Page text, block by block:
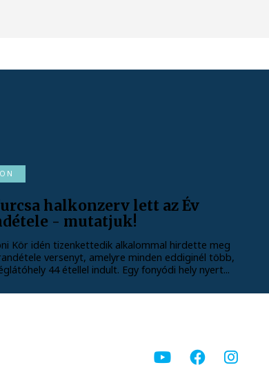
halkonzerv lett az Év
- mutatjuk!
Kör idén tizenkettedik alkalommal hirdette meg
versenyt, amelyre minden eddiginél több,
44 étellel indult. Egy fonyódi hely nyert...